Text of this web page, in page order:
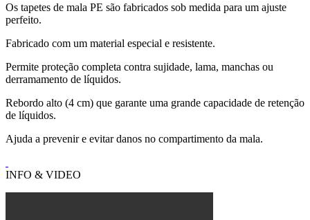
Os tapetes de mala PE são fabricados sob medida para um ajuste
perfeito.
Fabricado com um material especial e resistente.
Permite proteção completa contra sujidade, lama, manchas ou
derramamento de líquidos.
Rebordo alto (4 cm) que garante uma grande capacidade de retenção
de líquidos.
Ajuda a prevenir e evitar danos no compartimento da mala.
INFO & VIDEO